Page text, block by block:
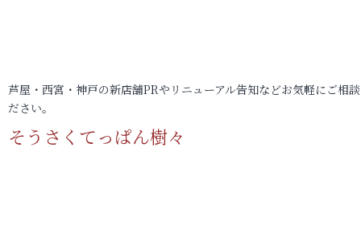
芦屋・西宮・神戸の新店舗PRやリニューアル告知などお気軽にご相
ださい。
そうさくてっぱん樹々